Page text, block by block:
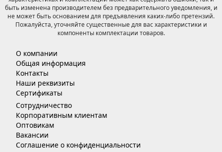
быть изменена производителем без предварительного уведомления, и
не может быть основанием для предъявления каких-либо претензий.
Пожалуйста, уточняйте существенные для вас характеристики и
компоненты комплектации товаров.
О компании
Общая информация
Контакты
Наши реквизиты
Сертификаты
Сотрудничество
Корпоративным клиентам
Оптовикам
Вакансии
Соглашение о конфиденциальности